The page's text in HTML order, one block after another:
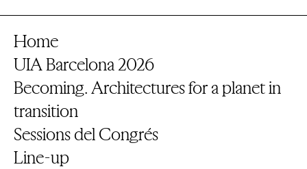
Home
UIA Barcelona 2026
Becoming. Architectures for a planet in
transition
Sessions del Congrés
Line-up